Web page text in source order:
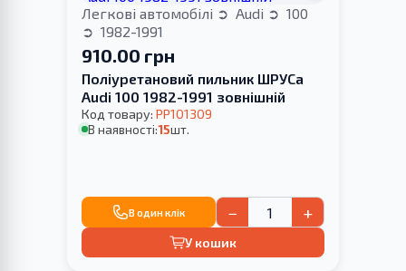
Легкові автомобілі Audi
100
1982-1991
910.00 грн
Поліуретановий пильник ШРУСа
Audi 100 1982-1991 зовнішній
Код товару: PP101309
В наявності:15шт.
В один клік − +
У кошик